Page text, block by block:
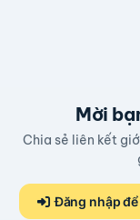
Mời
Chia sẻ liên kết
Đăng nhập